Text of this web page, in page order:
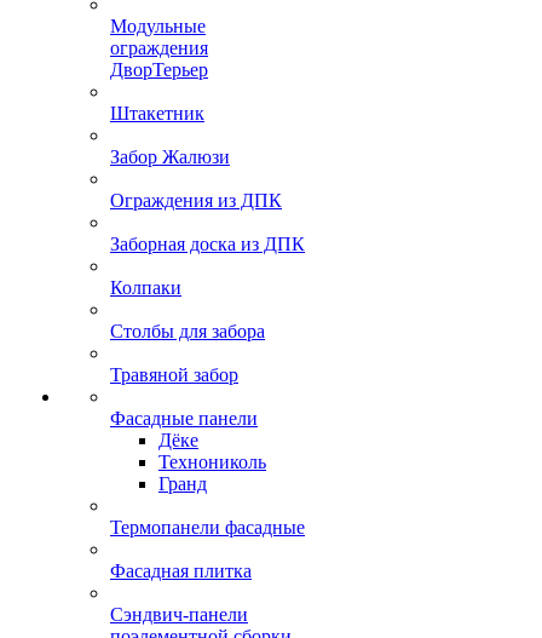
Модульные
ограждения
ДворТерьер
Штакетник
Забор Жалюзи
Ограждения из ДПК
Заборная доска из ДПК
Колпаки
Столбы для забора
Травяной забор
Фасадные панели
Дёке
Технониколь
Гранд
Термопанели фасадные
Фасадная плитка
Сэндвич-панели